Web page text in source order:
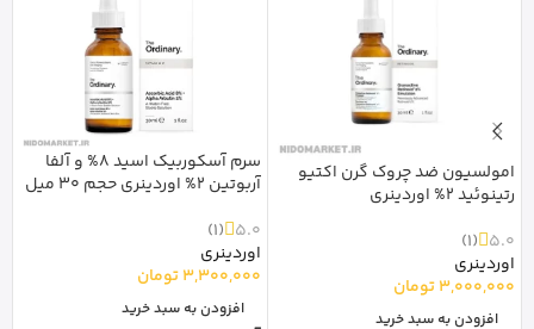
امولسیون ضد چروک گرن اکتیو
رتینوئید 2% اوردینری
5.0
(1)
اوردینری
3,000,000تومان
افزودن به سبد خرید
سرم آسکوربیک اسید 8% و آلفا
آربوتین 2% اوردینری حجم 30 میل
5.0
(1)
اوردینری
3,300,000تومان
افزودن به سبد خرید